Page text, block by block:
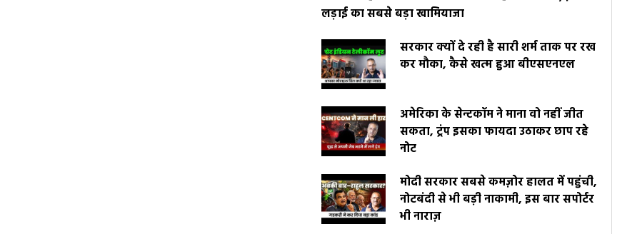
लड़ाई का सबसे बड़ा खामियाजा
सरकार क्यों दे रही है सारी शर्म ताक पर रख
कर मौका, कैसे खत्म हुआ बीएसएनएल
अमेरिका के सेन्टकॉम ने माना वो नहीं जीत
सकता, ट्रंप इसका फायदा उठाकर छाप रहे
नोट
मोदी सरकार सबसे कमज़ोर हालत में पहुंची,
नोटबंदी से भी बड़ी नाकामी, इस बार सपोर्टर
भी नाराज़